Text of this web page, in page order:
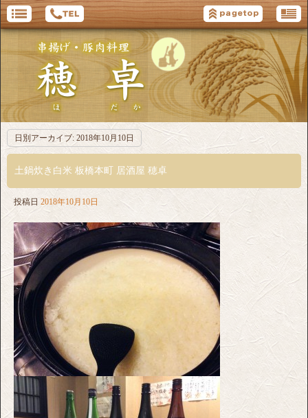
日別アーカイブ: 2018年10月10日
土鍋炊き白米 板橋本町 居酒屋 穂卓
投稿日 2018年10月10日